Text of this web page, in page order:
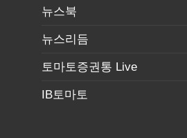
뉴스북
뉴스리듬
토마토증권통 Live
IB토마토